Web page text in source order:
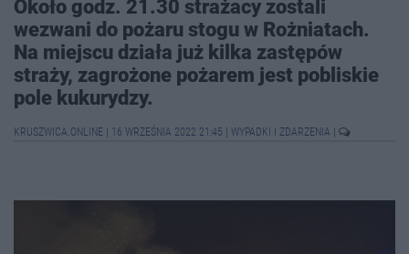
Około godz. 21.30 strażacy zostali
wezwani do pożaru stogu w Rożniatach.
Na miejscu działa już kilka zastępów
straży, zagrożone pożarem jest pobliskie
pole kukurydzy.
KRUSZWICA.ONLINE 16 WRZEŚNIA 2022 21:45 WYPADKI I ZDARZENIA